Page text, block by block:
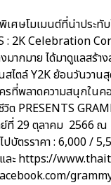
ศษโมเมนต์ที่น่าประทั
: 2K Celebration
มากมาย ได้มาดูแลสร้า
สไตล์ Y2K ย้อนวันวา
รที่พลาดความสนุกใน
ต PRESENTS
ที่ 29 ตุลาคม 2566 ณ
บัตรราคา : 6,000 /
และ https://